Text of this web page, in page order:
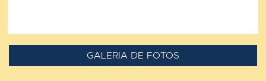
GALERIA DE FOTOS